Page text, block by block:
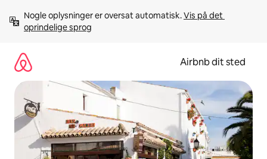
videre
Nogle oplysninger er oversat automatisk. Vis på det
oprindelige sprog
Airbnb dit sted